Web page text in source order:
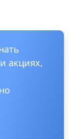
акциях,